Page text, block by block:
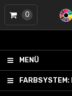
MENÜ
FARBSYSTEM:
0